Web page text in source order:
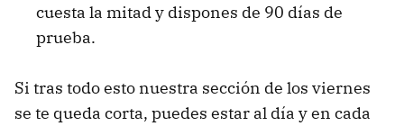
cuesta la mitad y dispones de 90 días de
prueba.
Si tras todo esto nuestra sección de los viernes
se te queda corta, puedes estar al día y en cada